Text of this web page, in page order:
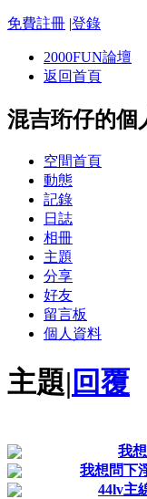
免費註冊 |登錄
2000FUN論壇
返回首頁
混吉珩仔的個
空間首頁
動態
記錄
日誌
相冊
主題
分享
好友
留言板
個人資料
主題| 回覆
我
我想問下
44lv主